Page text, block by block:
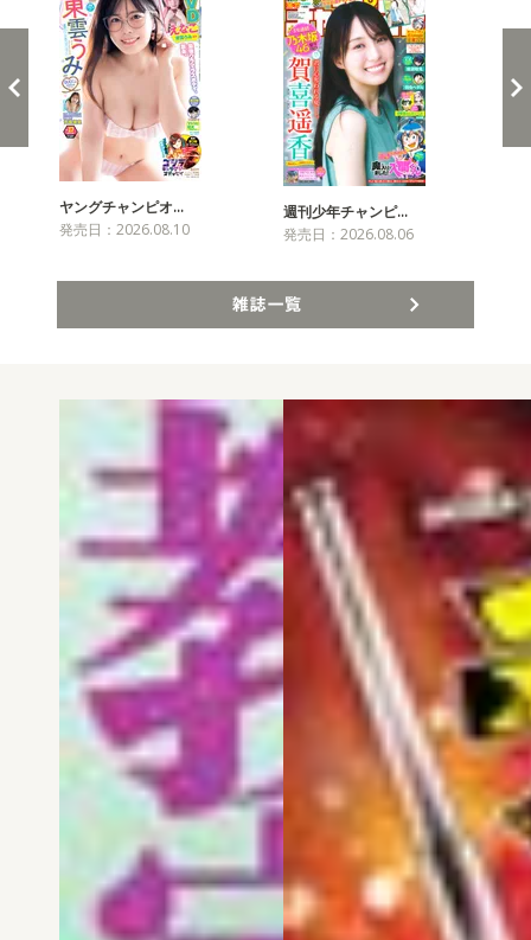
ヤングチャンピオ…
発売日：2026.08.10
週刊少年チャンピ…
発売日：2026.08.06